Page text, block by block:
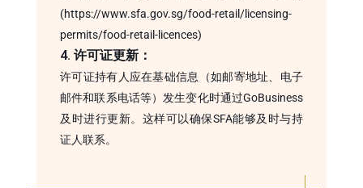
(https://www.sfa.gov.sg/food-retail/licensing-
permits/food-retail-licences)
4. 许可证更新：
许可证持有人应在基础信息（如邮寄地址、电子
邮件和联系电话等）发生变化时通过GoBusiness
及时进行更新。这样可以确保SFA能够及时与持
证人联系。